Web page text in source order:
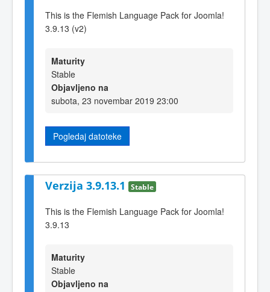
This is the Flemish Language Pack for Joomla!
3.9.13 (v2)
Maturity
Stable
Objavljeno na
subota, 23 novembar 2019 23:00
Pogledaj datoteke
Verzija 3.9.13.1 Stable
This is the Flemish Language Pack for Joomla!
3.9.13
Maturity
Stable
Objavljeno na